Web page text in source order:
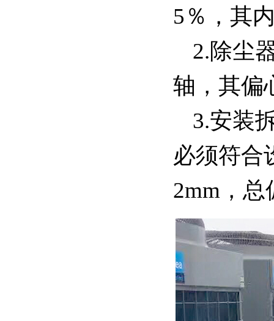
5％，其
2.除尘
轴，其偏
3.安装
必须符合
2mm，总